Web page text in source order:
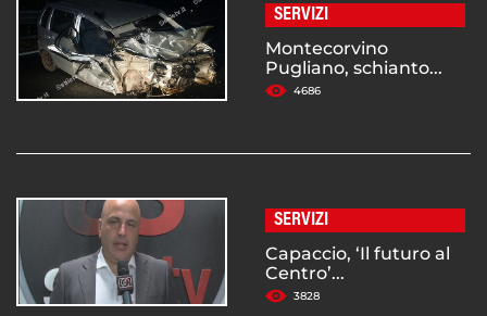
SERVIZI
Montecorvino
Pugliano, schianto...
4686
SERVIZI
Capaccio, ‘Il futuro al
Centro’...
3828